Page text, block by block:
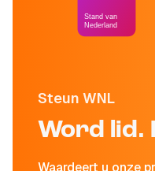
Steun WNL
Word lid.
Stand van
Nederland